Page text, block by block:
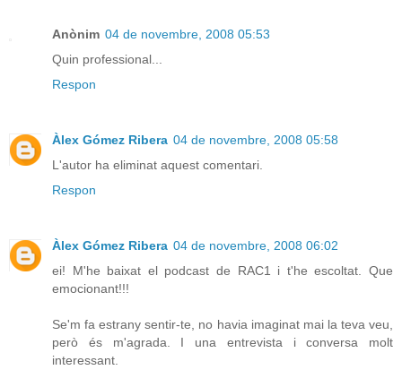
Anònim 04 de novembre, 2008 05:53
Quin professional...
Respon
Àlex Gómez Ribera 04 de novembre, 2008 05:58
L'autor ha eliminat aquest comentari.
Respon
Àlex Gómez Ribera 04 de novembre, 2008 06:02
ei! M'he baixat el podcast de RAC1 i t'he escoltat. Que
emocionant!!!
Se'm fa estrany sentir-te, no havia imaginat mai la teva veu,
però és m'agrada. I una entrevista i conversa molt
interessant.